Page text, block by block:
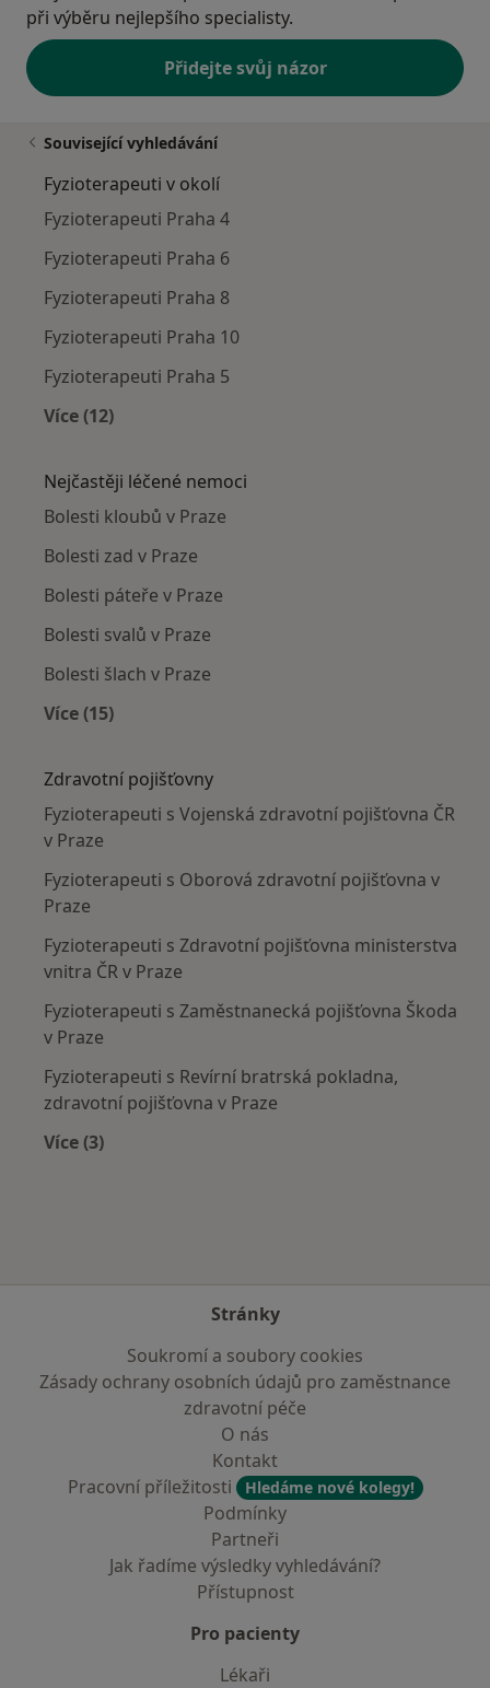
při výběru nejlepšího specialisty.
Přidejte svůj názor
Související vyhledávání
Fyzioterapeuti v okolí
Fyzioterapeuti Praha 4
Fyzioterapeuti Praha 6
Fyzioterapeuti Praha 8
Fyzioterapeuti Praha 10
Fyzioterapeuti Praha 5
Více (12)
Nejčastěji léčené nemoci
Bolesti kloubů v Praze
Bolesti zad v Praze
Bolesti páteře v Praze
Bolesti svalů v Praze
Bolesti šlach v Praze
Více (15)
Zdravotní pojišťovny
Fyzioterapeuti s Vojenská zdravotní pojišťovna ČR
v Praze
Fyzioterapeuti s Oborová zdravotní pojišťovna v
Praze
Fyzioterapeuti s Zdravotní pojišťovna ministerstva
vnitra ČR v Praze
Fyzioterapeuti s Zaměstnanecká pojišťovna Škoda
v Praze
Fyzioterapeuti s Revírní bratrská pokladna,
zdravotní pojišťovna v Praze
Více (3)
Stránky
Soukromí a soubory cookies
Zásady ochrany osobních údajů pro zaměstnance
zdravotní péče
O nás
Kontakt
Pracovní příležitosti
Hledáme nové kolegy!
Podmínky
Partneři
Jak řadíme výsledky vyhledávání?
Přístupnost
Pro pacienty
Lékaři